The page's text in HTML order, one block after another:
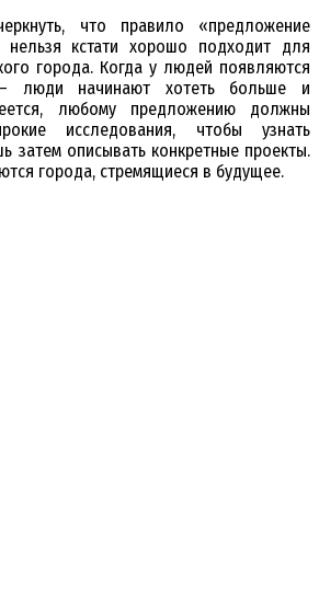
что правило «предложение
нельзя кстати хорошо подходит для
города. Когда у людей появляются
люди начинают хотеть больше и
любому предложению должны
исследования, чтобы узнать
затем описывать конкретные проекты.
города, стремящиеся в будущее.